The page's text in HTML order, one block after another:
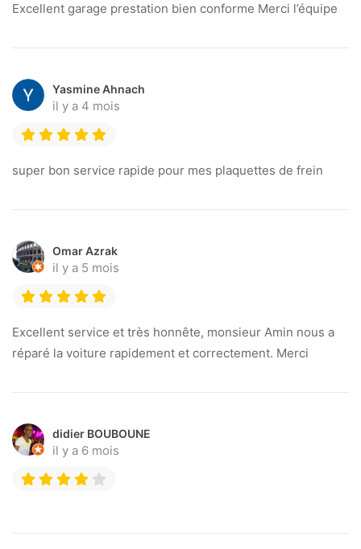
Excellent garage prestation bien conforme Merci l’équipe
Yasmine Ahnach
il y a 4 mois
super bon service rapide pour mes plaquettes de frein
Omar Azrak
il y a 5 mois
Excellent service et très honnête, monsieur Amin nous a
réparé la voiture rapidement et correctement. Merci
didier BOUBOUNE
il y a 6 mois